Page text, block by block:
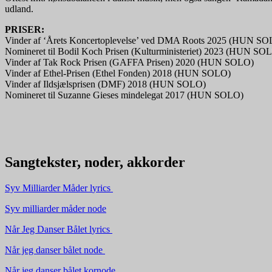
udland.
PRISER:
Vinder af ‘Årets Koncertoplevelse’ ved DMA Roots 2025 (HUN
Nomineret til Bodil Koch Prisen (Kulturministeriet) 2023 (HUN
Vinder af Tak Rock Prisen (GAFFA Prisen) 2020 (HUN SOLO)
Vinder af Ethel-Prisen (Ethel Fonden) 2018 (HUN SOLO)
Vinder af Ildsjælsprisen (DMF) 2018 (HUN SOLO)
Nomineret til Suzanne Gieses mindelegat 2017 (HUN SOLO)
Sangtekster, noder, akkorder
Syv Milliarder Måder lyrics
Syv milliarder måder node
Når Jeg Danser Bålet lyrics
Når jeg danser bålet node